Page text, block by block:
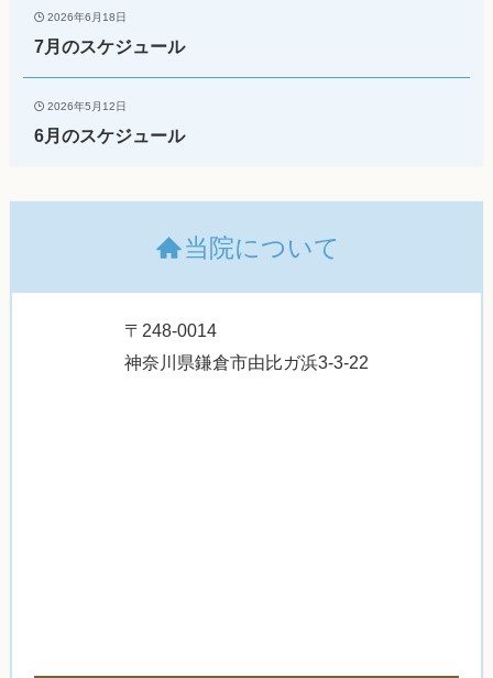
2026年6月18日
7月のスケジュール
2026年5月12日
6月のスケジュール
当院について
〒248-0014
神奈川県鎌倉市由比ガ浜3-3-22